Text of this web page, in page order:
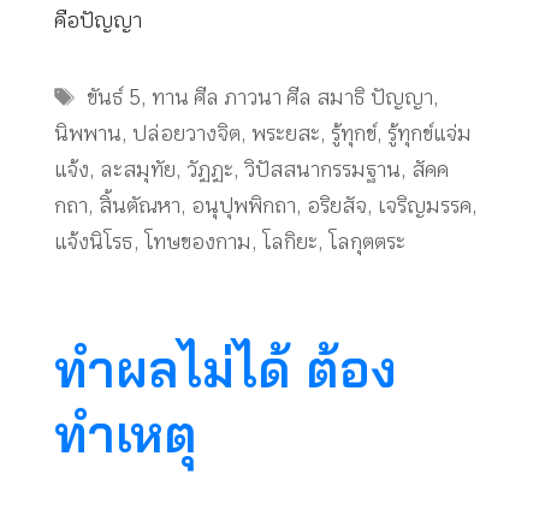
คือปัญญา
Tags
ขันธ์ 5, ทาน ศีล ภาวนา ศีล สมาธิ ปัญญา,
นิพพาน, ปล่อยวางจิต, พระยสะ, รู้ทุกข์, รู้ทุกข์แจ่ม
แจ้ง, ละสมุทัย, วัฏฏะ, วิปัสสนากรรมฐาน, สัคค
กถา, สิ้นตัณหา, อนุปุพพิกถา, อริยสัจ, เจริญมรรค,
แจ้งนิโรธ, โทษของกาม, โลกิยะ, โลกุตตระ
ทำผลไม่ได้ ต้อง
ทำเหตุ